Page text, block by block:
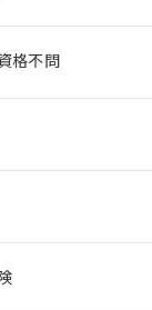
格不問